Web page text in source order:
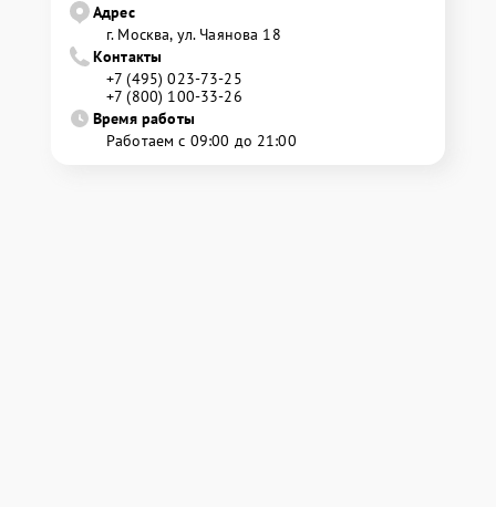
Адрес
г. Москва, ул. Чаянова 18
Контакты
+7 (495) 023-73-25
+7 (800) 100-33-26
Время работы
Работаем с 09:00 до 21:00